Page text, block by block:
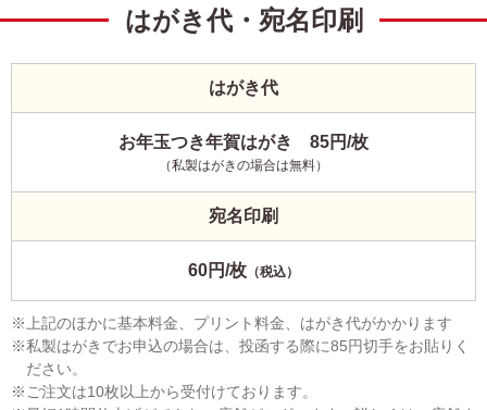
はがき代・宛名印刷
はがき代
お年玉つき年賀はがき 85円/枚
（私製はがきの場合は無料）
宛名印刷
60円/枚 （税込）
上記のほかに基本料金、プリント料金、はがき代がかかります
私製はがきでお申込の場合は、投函する際に85円切手をお貼りく
ださい。
ご注文は10枚以上から受付けております。